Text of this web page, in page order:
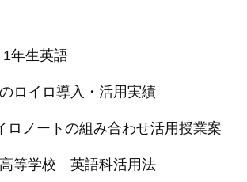
年生英語
ロイロ導入・活用実績
ロノートの組み合わせ活用授業案
等学校 英語科活用法